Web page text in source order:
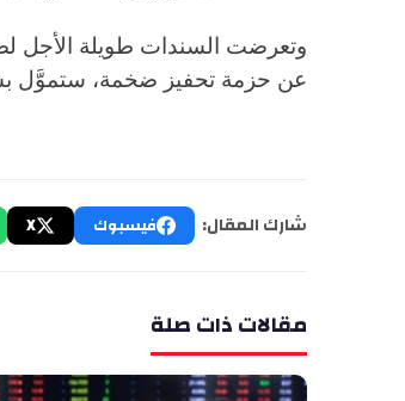
وتعرضت السندات طويلة الأجل
عن حزمة تحفيز ضخمة، ستموَّل
شارك المقال: فيسبوك X
مقالات ذات صلة